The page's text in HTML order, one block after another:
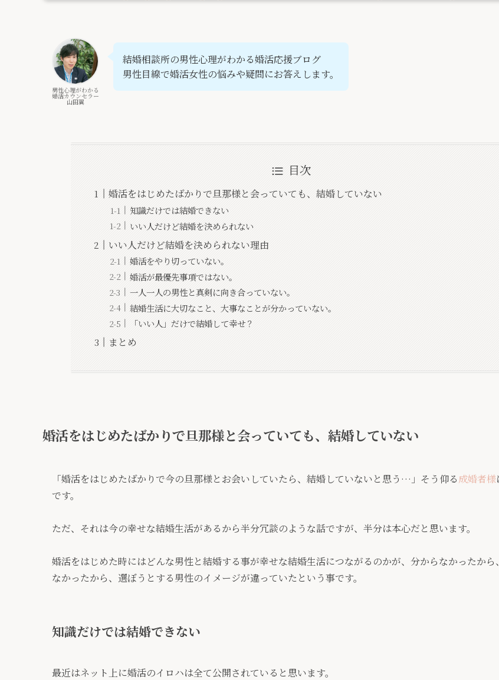
男性心理がわかる
婚活カウンセラー
山田翼
結婚相談所の男性心理がわかる婚活応援ブログ
男性目線で婚活女性の悩みや疑問にお答えします。
目次
婚活をはじめたばかりで旦那様と会っていても、結婚していない
知識だけでは結婚できない
いい人だけど結婚を決められない
いい人だけど結婚を決められない理由
婚活をやり切っていない。
婚活が最優先事項ではない。
一人一人の男性と真剣に向き合っていない。
結婚生活に大切なこと、大事なことが分かっていない。
「いい人」だけで結婚して幸せ？
まとめ
婚活をはじめたばかりで旦那様と会っていても、結婚していない
「婚活をはじめたばかりで今の旦那様とお会いしていたら、結婚していないと思う…」そう仰る成婚者様
です。
ただ、それは今の幸せな結婚生活があるから半分冗談のような話ですが、半分は本心だと思います。
婚活をはじめた時にはどんな男性と結婚する事が幸せな結婚生活につながるのかが、分からなかったから
なかったから、選ぼうとする男性のイメージが違っていたという事です。
知識だけでは結婚できない
最近はネット上に婚活のイロハは全て公開されていると思います。